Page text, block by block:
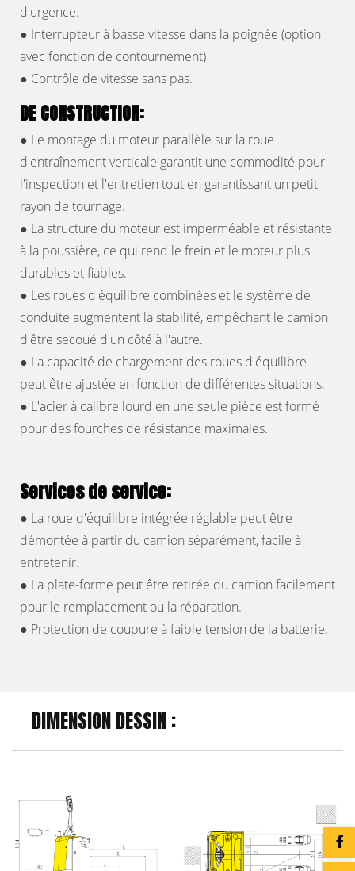
d'urgence.
● Interrupteur à basse vitesse dans la poignée (option
avec fonction de contournement)
● Contrôle de vitesse sans pas.
DE CONSTRUCTION:
● Le montage du moteur parallèle sur la roue
d'entraînement verticale garantit une commodité pour
l'inspection et l'entretien tout en garantissant un petit
rayon de tournage.
● La structure du moteur est imperméable et résistante
à la poussière, ce qui rend le frein et le moteur plus
durables et fiables.
● Les roues d'équilibre combinées et le système de
conduite augmentent la stabilité, empêchant le camion
d'être secoué d'un côté à l'autre.
● La capacité de chargement des roues d'équilibre
peut être ajustée en fonction de différentes situations.
● L'acier à calibre lourd en une seule pièce est formé
pour des fourches de résistance maximales.
Services de service:
● La roue d'équilibre intégrée réglable peut être
démontée à partir du camion séparément, facile à
entretenir.
● La plate-forme peut être retirée du camion facilement
pour le remplacement ou la réparation.
● Protection de coupure à faible tension de la batterie.
DIMENSION DESSIN :